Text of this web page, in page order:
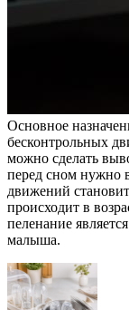
Основное
бесконтрольных
можно сделать
перед сном нужно
движений
происходит в
пеленание
малыша.